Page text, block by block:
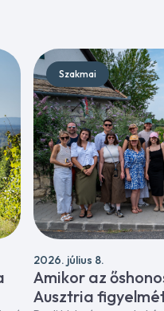
Szakmai
2026. július 8.
Amikor az
Ausztria